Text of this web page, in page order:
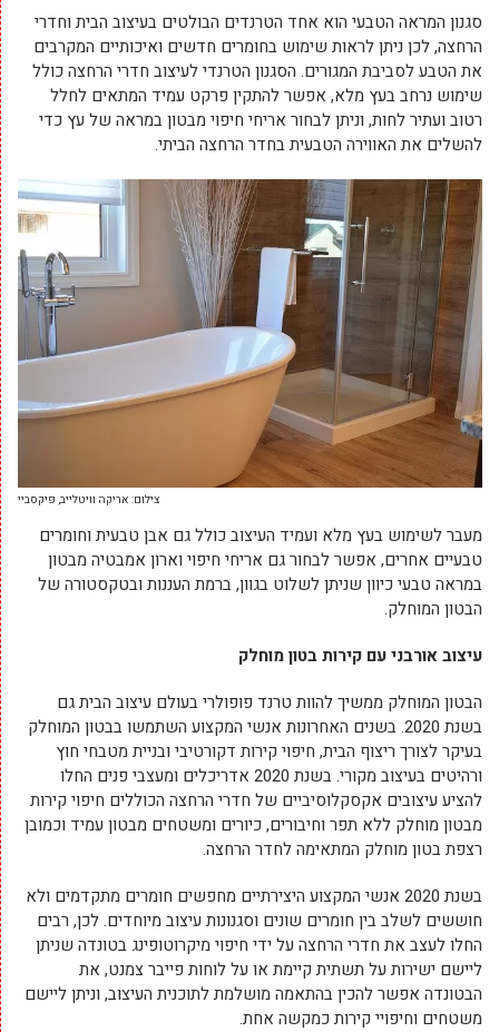
סגנון המראה הטבעי הוא אחד הטרנדים הבולטים בעיצוב הבית וחדרי
הרחצה, לכן ניתן לראות שימוש בחומרים חדשים ואיכותיים המקרבים
את הטבע לסביבת המגורים. הסגנון הטרנדי לעיצוב חדרי הרחצה כולל
שימוש נרחב בעץ מלא, אפשר להתקין פרקט עמיד המתאים לחלל
רטוב ועתיר לחות, וניתן לבחור אריחי חיפוי מבטון במראה של עץ כדי
להשלים את האווירה הטבעית בחדר הרחצה הביתי.
צילום: אריקה וויטלייב, פיקסביי
מעבר לשימוש בעץ מלא ועמיד העיצוב כולל גם אבן טבעית וחומרים
טבעיים אחרים, אפשר לבחור גם אריחי חיפוי וארון אמבטיה מבטון
במראה טבעי כיוון שניתן לשלוט בגוון, ברמת העננות ובטקסטורה של
הבטון המוחלק.
עיצוב אורבני עם קירות בטון מוחלק
הבטון המוחלק ממשיך להוות טרנד פופולרי בעולם עיצוב הבית גם
בשנת 2020. בשנים האחרונות אנשי המקצוע השתמשו בבטון המוחלק
בעיקר לצורך ריצוף הבית, חיפוי קירות דקורטיבי ובניית מטבחי חוץ
ורהיטים בעיצוב מקורי. בשנת 2020 אדריכלים ומעצבי פנים החלו
להציע עיצובים אקסקלוסיביים של חדרי הרחצה הכוללים חיפוי קירות
מבטון מוחלק ללא תפר וחיבורים, כיורים ומשטחים מבטון עמיד וכמובן
רצפת בטון מוחלק המתאימה לחדר הרחצה.
בשנת 2020 אנשי המקצוע היצירתיים מחפשים חומרים מתקדמים ולא
חוששים לשלב בין חומרים שונים וסגנונות עיצוב מיוחדים. לכן, רבים
החלו לעצב את חדרי הרחצה על ידי חיפוי מיקרוטופינג בטונדה שניתן
ליישם ישירות על תשתית קיימת או על לוחות פייבר צמנט, את
הבטונדה אפשר להכין בהתאמה מושלמת לתוכנית העיצוב, וניתן ליישם
משטחים וחיפויי קירות כמקשה אחת.